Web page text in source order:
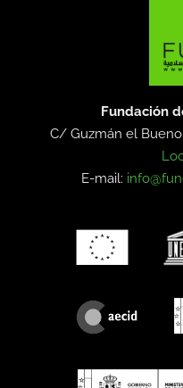
Fundación
C/ Guzmán el
E-mail: